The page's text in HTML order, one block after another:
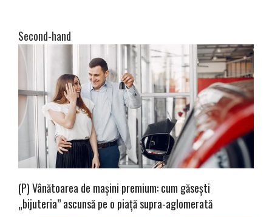
Second-hand
(P) Vânătoarea de mașini premium: cum găsești
„bijuteria” ascunsă pe o piață supra-aglomerată